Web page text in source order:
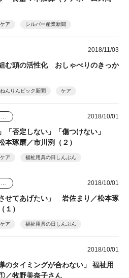
ケア シルバー産業新聞
2018/11/03
む頭の活性化 おしゃべりのきっか
ねんりんピック新聞 ケア
2018/10/01
「否定しない」「傷つけない」
本琢磨／市川洌（２）
ケア 福祉用具の日しんぶん
2018/10/01
させてあげたい」 岩佐まり／松本琢
１）
ケア 福祉用具の日しんぶん
2018/10/01
のタイミングが合わない」 福祉用
／牧野美奈子さん